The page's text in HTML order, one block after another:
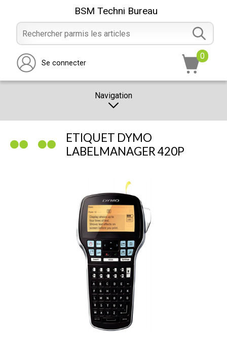
BSM Techni Bureau
Se connecter
0
Navigation
PROMOTION
NOUS CONTACTER
RÉALISATION
ETIQUET DYMO
LABELMANAGER 420P